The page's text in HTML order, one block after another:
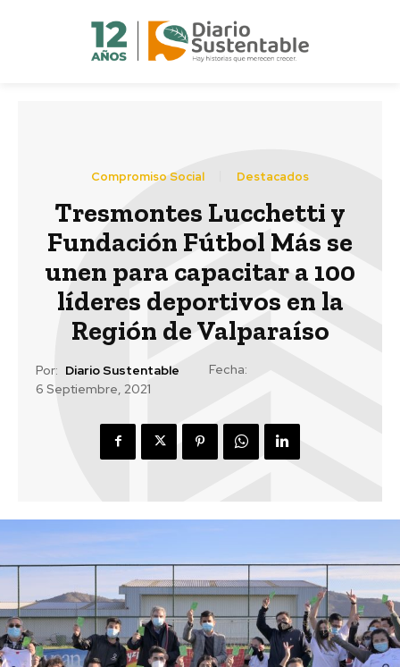
Compromiso Social Destacados
Tresmontes Lucchetti y
Fundación Fútbol Más se
unen para capacitar a 100
líderes deportivos en la
Región de Valparaíso
Por: Diario Sustentable
Fecha:
6 Septiembre, 2021